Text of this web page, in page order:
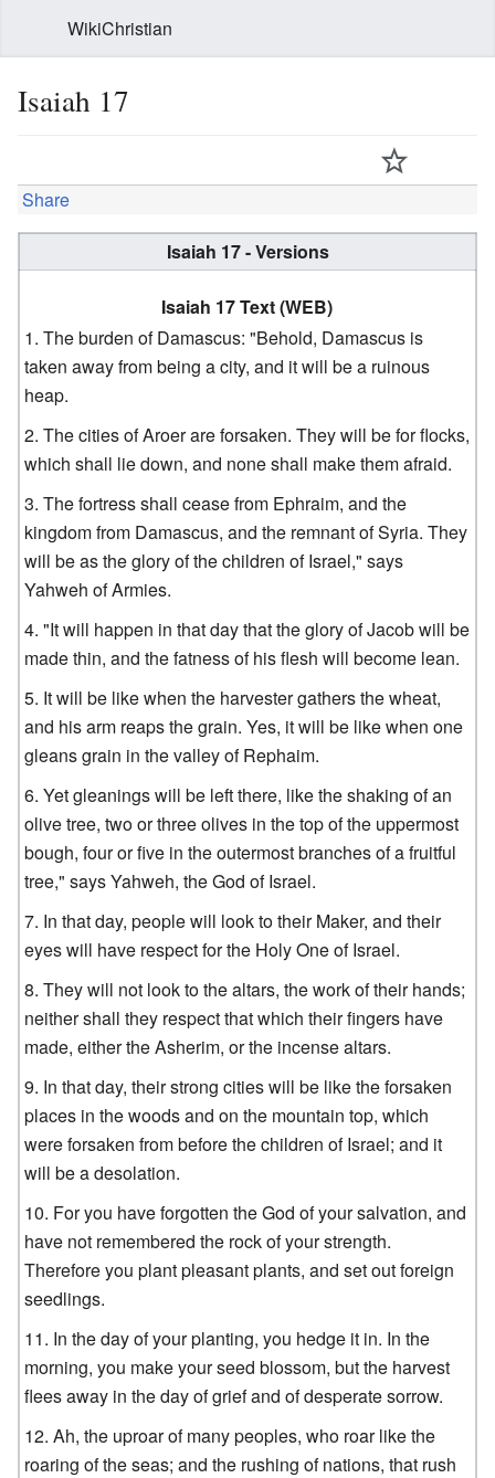
WikiChristian
Isaiah 17
Share
Isaiah 17 - Versions
Isaiah 17 Text (WEB)
The burden of Damascus: "Behold, Damascus is
taken away from being a city, and it will be a ruinous
heap.
The cities of Aroer are forsaken. They will be for flocks,
which shall lie down, and none shall make them afraid.
The fortress shall cease from Ephraim, and the
kingdom from Damascus, and the remnant of Syria. They
will be as the glory of the children of Israel," says
Yahweh of Armies.
"It will happen in that day that the glory of Jacob will be
made thin, and the fatness of his flesh will become lean.
It will be like when the harvester gathers the wheat,
and his arm reaps the grain. Yes, it will be like when one
gleans grain in the valley of Rephaim.
Yet gleanings will be left there, like the shaking of an
olive tree, two or three olives in the top of the uppermost
bough, four or five in the outermost branches of a fruitful
tree," says Yahweh, the God of Israel.
In that day, people will look to their Maker, and their
eyes will have respect for the Holy One of Israel.
They will not look to the altars, the work of their hands;
neither shall they respect that which their fingers have
made, either the Asherim, or the incense altars.
In that day, their strong cities will be like the forsaken
places in the woods and on the mountain top, which
were forsaken from before the children of Israel; and it
will be a desolation.
For you have forgotten the God of your salvation, and
have not remembered the rock of your strength.
Therefore you plant pleasant plants, and set out foreign
seedlings.
In the day of your planting, you hedge it in. In the
morning, you make your seed blossom, but the harvest
flees away in the day of grief and of desperate sorrow.
Ah, the uproar of many peoples, who roar like the
roaring of the seas; and the rushing of nations, that rush